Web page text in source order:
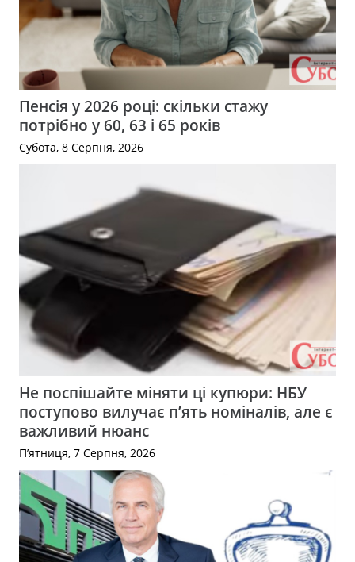
Пенсія у 2026 році: скільки стажу
потрібно у 60, 63 і 65 років
Субота, 8 Серпня, 2026
Не поспішайте міняти ці купюри: НБУ
поступово вилучає п’ять номіналів, але є
важливий нюанс
П’ятниця, 7 Серпня, 2026